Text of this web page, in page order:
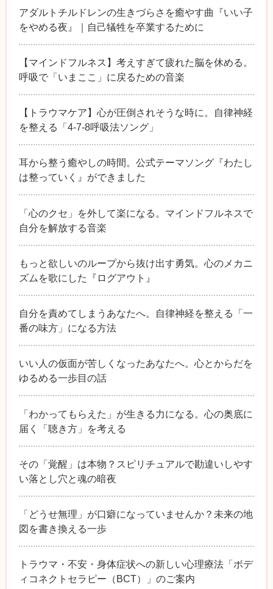
アダルトチルドレンの生きづらさを癒やす曲『いい子
をやめる夜』｜自己犠牲を卒業するために
【マインドフルネス】考えすぎて疲れた脳を休める。
呼吸で「いまここ」に戻るための音楽
【トラウマケア】心が圧倒されそうな時に。自律神経
を整える「4-7-8呼吸法ソング」
耳から整う癒やしの時間。公式テーマソング『わたし
は整っていく』ができました
「心のクセ」を外して楽になる。マインドフルネスで
自分を解放する音楽
もっと欲しいのループから抜け出す勇気。心のメカニ
ズムを歌にした『ログアウト』
自分を責めてしまうあなたへ。自律神経を整える「一
番の味方」になる方法
いい人の仮面が苦しくなったあなたへ。心とからだを
ゆるめる一歩目の話
「わかってもらえた」が生きる力になる。心の奥底に
届く「聴き方」を考える
その「覚醒」は本物？スピリチュアルで勘違いしやす
い落とし穴と魂の暗夜
「どうせ無理」が口癖になっていませんか？未来の地
図を書き換える一歩
トラウマ・不安・身体症状への新しい心理療法「ボデ
ィコネクトセラピー（BCT）」のご案内